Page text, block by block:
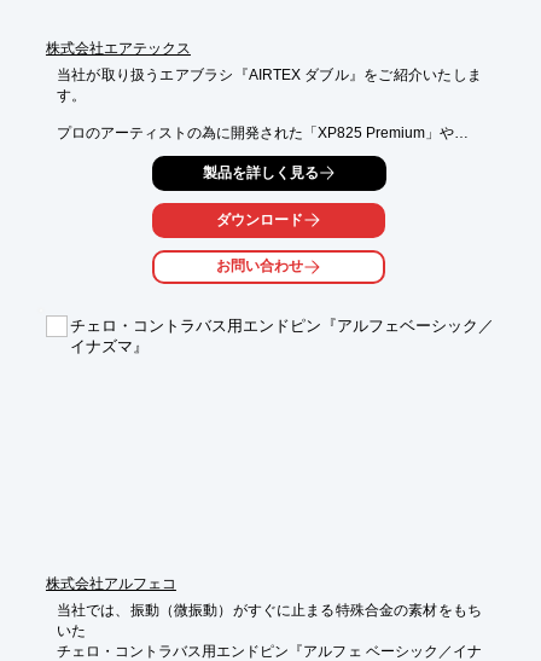
株式会社エアテックス
当社が取り扱うエアブラシ『AIRTEX ダブル』をご紹介いたしま
す。
プロのアーティストの為に開発された「XP825 Premium」や、
定番エアブラシの「エアブラシXP725P」がラインアップ。
また、水性・油性問わず幅広い絵具が吹きやすい0.3mm口径の
「エアレバ仕様エアブラシMJ726」などをご用意しております。
【ラインアップ(一部)】
■エアブラシXP725P
■エアブラシ　MJ728
■エアブラシ　MJ130
製品を詳しく見る
ダウンロード
お問い合わせ
チェロ・コントラバス用エンドピン『アルフェベーシック／
イナズマ』
株式会社アルフェコ
当社では、振動（微振動）がすぐに止まる特殊合金の素材をもち
いた
チェロ・コントラバス用エンドピン『アルフェ ベーシック／イナ